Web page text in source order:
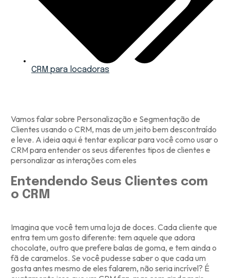
CRM para locadoras
Vamos falar sobre Personalização e Segmentação de
Clientes usando o CRM, mas de um jeito bem descontraído
e leve. A ideia aqui é tentar explicar para você como usar o
CRM para entender os seus diferentes tipos de clientes e
personalizar as interações com eles
Entendendo Seus Clientes com
o CRM
Imagina que você tem uma loja de doces. Cada cliente que
entra tem um gosto diferente: tem aquele que adora
chocolate, outro que prefere balas de goma, e tem ainda o
fã de caramelos. Se você pudesse saber o que cada um
gosta antes mesmo de eles falarem, não seria incrível? É